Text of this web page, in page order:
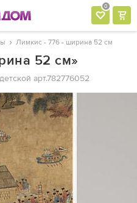
0
Лимкис - 776 - ширина 52 см
52 см»
арт.782776052